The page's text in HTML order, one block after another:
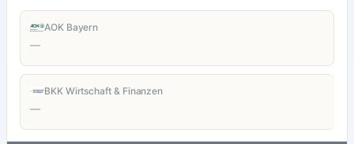
AOK Bayern
—
BKK Wirtschaft & Finanzen
—